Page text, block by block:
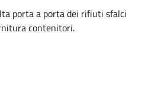
porta a porta dei rifiuti sfalci
contenitori.